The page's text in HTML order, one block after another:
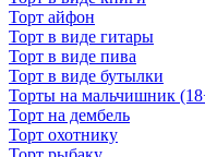
Торт айфон
Торт в виде гитары
Торт в виде пива
Торт в виде бутылки
Торты на мальчишник
Торт на дембель
Торт охотнику